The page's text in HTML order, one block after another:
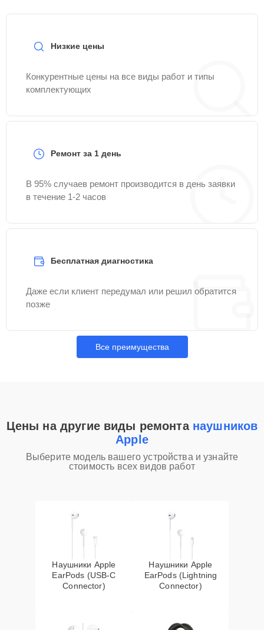
Низкие цены
Конкурентные цены на все виды работ и типы
комплектующих
Ремонт за 1 день
В 95% случаев ремонт производится в день заявки
в течение 1-2 часов
Бесплатная диагностика
Даже если клиент передумал или решил обратится
позже
Все преимущества
Цены на другие виды ремонта наушников
Apple
Выберите модель вашего устройства и узнайте
стоимость всех видов работ
Наушники Apple
EarPods (USB-C
Connector)
Наушники Apple
EarPods (Lightning
Connector)